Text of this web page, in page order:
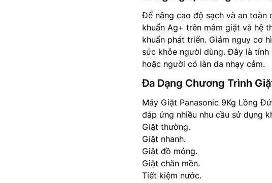
Để nâng cao độ sạch và an toàn
khuẩn Ag+ trên mâm giặt và hệ
khuẩn phát triển. Giảm nguy cơ
sức khỏe người dùng. Đây là
hoặc người có làn da nhạy cảm.
Đa Dạng Chương Trình
Máy Giặt Panasonic 9Kg Lồng
đáp ứng nhiều nhu cầu sử dụng
Giặt thường.
Giặt nhanh.
Giặt đồ mỏng.
Giặt chăn mền.
Tiết kiệm nước.